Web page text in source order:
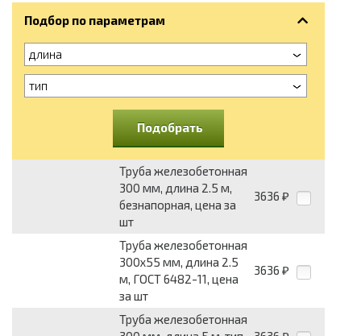
Подбор по параметрам
длина
тип
Подобрать
Труба железобетонная
300 мм, длина 2.5 м,
безнапорная, цена за
шт
3636 ₽
Труба железобетонная
300x55 мм, длина 2.5
м, ГОСТ 6482-11, цена
за шт
3636 ₽
Труба железобетонная